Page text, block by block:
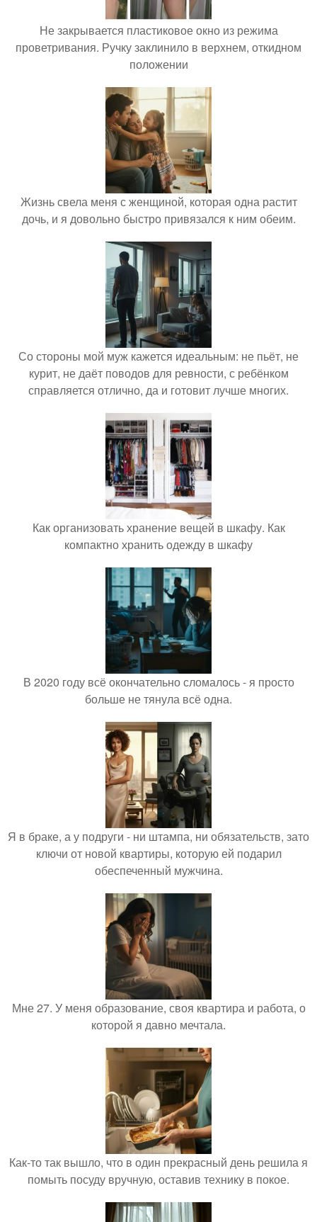
Не закрывается пластиковое окно из режима
проветривания. Ручку заклинило в верхнем, откидном
положении
Жизнь свела меня с женщиной, которая одна растит
дочь, и я довольно быстро привязался к ним обеим.
Со стороны мой муж кажется идеальным: не пьёт, не
курит, не даёт поводов для ревности, с ребёнком
справляется отлично, да и готовит лучше многих.
Как организовать хранение вещей в шкафу. Как
компактно хранить одежду в шкафу
В 2020 году всё окончательно сломалось - я просто
больше не тянула всё одна.
Я в браке, а у подруги - ни штампа, ни обязательств, зато
ключи от новой квартиры, которую ей подарил
обеспеченный мужчина.
Мне 27. У меня образование, своя квартира и работа, о
которой я давно мечтала.
Как-то так вышло, что в один прекрасный день решила я
помыть посуду вручную, оставив технику в покое.